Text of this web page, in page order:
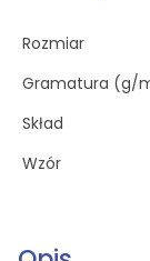
Rozmiar
Gramatura (g/
Skład
Wzór